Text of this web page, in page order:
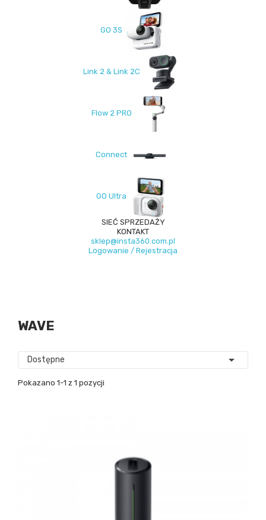
GO 3S
Link 2 & Link 2C
Flow 2 PRO
Connect
GO Ultra
SIEĆ SPRZEDAŻY
KONTAKT
sklep@insta360.com.pl
Logowanie / Rejestracja
WAVE
Dostępne 
Pokazano 1-1 z 1 pozycji